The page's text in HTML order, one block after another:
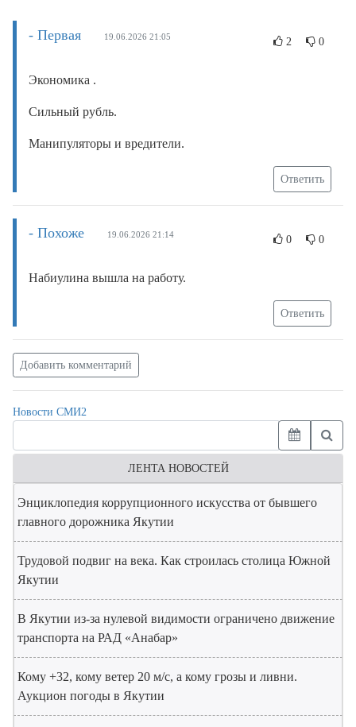
- Первая 19.06.2026 21:05 2 0
Экономика .
Сильный рубль.
Манипуляторы и вредители.
Ответить
- Похоже 19.06.2026 21:14 0 0
Набиулина вышла на работу.
Ответить
Добавить комментарий
Новости СМИ2
ЛЕНТА НОВОСТЕЙ
Энциклопедия коррупционного искусства от бывшего
главного дорожника Якутии
Трудовой подвиг на века. Как строилась столица Южной
Якутии
В Якутии из-за нулевой видимости ограничено движение
транспорта на РАД «Анабар»
Кому +32, кому ветер 20 м/с, а кому грозы и ливни.
Аукцион погоды в Якутии